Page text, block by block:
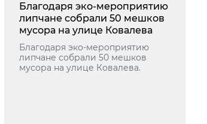
Благодаря эко-мероприятию
липчане собрали 50 мешков
мусора на улице Ковалева
Благодаря эко-мероприятию
липчане собрали 50 мешков
мусора на улице Ковалева.